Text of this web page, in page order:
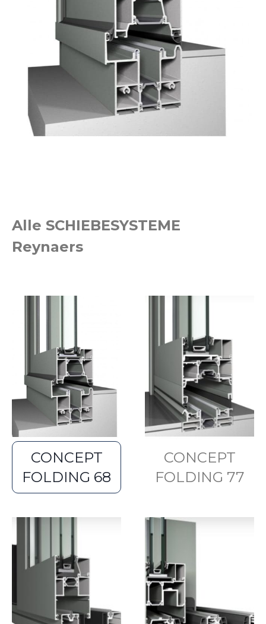
Alle SCHIEBESYSTEME
Reynaers
CONCEPT
FOLDING 68
CONCEPT
FOLDING 77